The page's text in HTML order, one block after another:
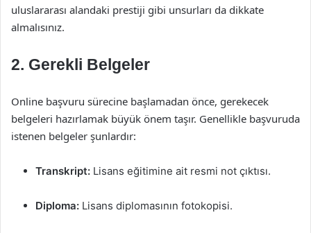
uluslararası alandaki prestiji gibi unsurları da dikkate
almalısınız.
2. Gerekli Belgeler
Online başvuru sürecine başlamadan önce, gerekecek
belgeleri hazırlamak büyük önem taşır. Genellikle başvuruda
istenen belgeler şunlardır:
Transkript: Lisans eğitimine ait resmi not çıktısı.
Diploma: Lisans diplomasının fotokopisi.